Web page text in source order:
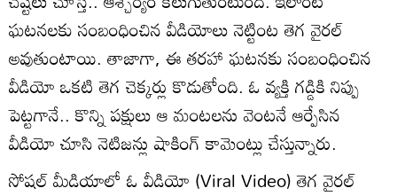
ఘటనలకు సంబంధించిన వీడియోలు నెట్టింట తెగ వైరల్
అవుతుంటాయి. తాజాగా, ఈ తరహా ఘటనకు సంబంధించిన
వీడియో ఒకటి తెగ చెక్కర్లు కొడుతోంది. ఓ వ్యక్తి గడ్డికి నిప్పు
పెట్టగానే.. కొన్ని పక్షులు ఆ మంటలను వెంటనే ఆర్పేసిన
వీడియో చూసి నెటిజన్లు షాకింగ్ కామెంట్లు చేస్తున్నారు.
సోషల్ మీడియాలో ఓ వీడియో (Viral Video) తెగ వైరల్